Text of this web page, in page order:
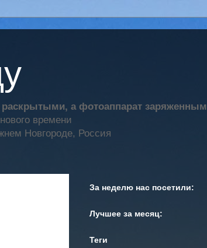
раскрытыми, а фотоаппарат заряженным
времени
Новгороде, Россия
За неделю нас посетили:
Лучшее за месяц:
Теги